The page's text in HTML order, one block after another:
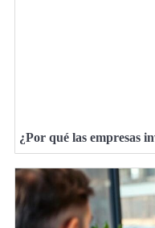
¿Por qué las empresas